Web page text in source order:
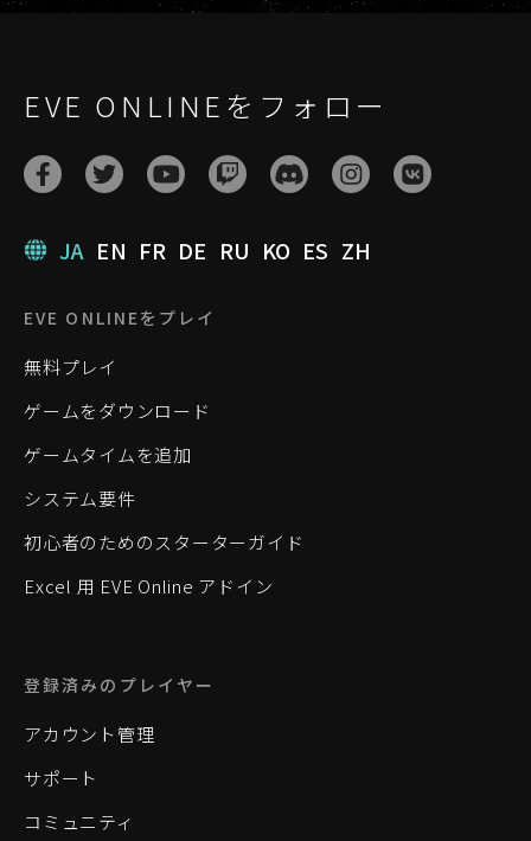
EVE ONLINEをフォロー
JA EN FR DE RU KO ES ZH
EVE ONLINEをプレイ
無料プレイ
ゲームをダウンロード
ゲームタイムを追加
システム要件
初心者のためのスターターガイド
Excel 用 EVE Online アドイン
登録済みのプレイヤー
アカウント管理
サポート
コミュニティ